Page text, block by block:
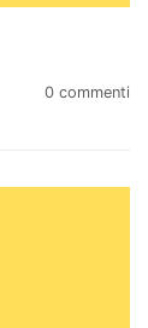
0 commenti